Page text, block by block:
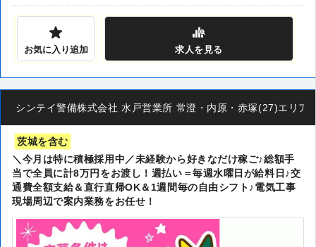
お気に入り追加 求人 を見る
シンテイ警備株式会社 水戸営業所 常澄・内原・赤塚(27)エリア
茨城を含む
＼今月は特に積極採用中／未経験から好きなだけ稼ご♪総額手
当で全員に計8万円をお渡し！週払い＝毎週水曜日が給料日♪交
通費全額支給＆直行直帰OK＆1週間毎の自由シフト♪電気工事
現場周辺で案内業務をお任せ！